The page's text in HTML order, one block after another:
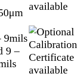
9mils
9 –